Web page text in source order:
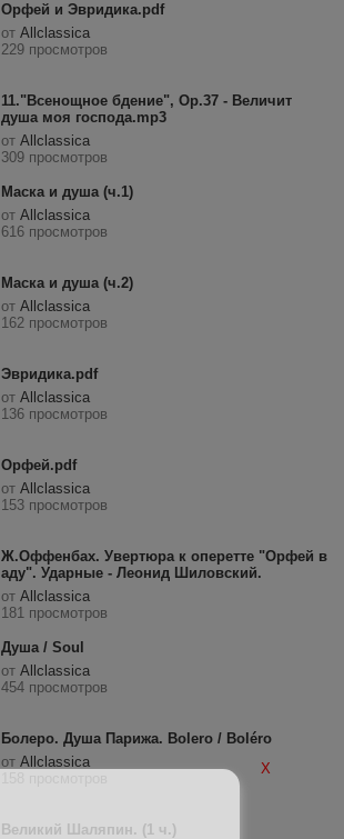
Орфей и Эвридика.pdf
от Allclassica
229 просмотров
11."Всенощное бдение", Op.37 - Величит
душа моя господа.mp3
от Allclassica
309 просмотров
Маска и душа (ч.1)
от Allclassica
616 просмотров
Маска и душа (ч.2)
от Allclassica
162 просмотров
Эвридика.pdf
от Allclassica
136 просмотров
Орфей.pdf
от Allclassica
153 просмотров
Ж.Оффенбах. Увертюра к оперетте "Орфей в
аду". Ударные - Леонид Шиловский.
от Allclassica
181 просмотров
Душа / Soul
от Allclassica
454 просмотров
Болеро. Душа Парижа. Bolero / Boléro
от Allclassica
Великий Шаляпин. (1 ч.)
X